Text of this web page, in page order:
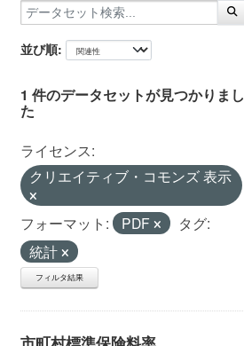
並び順
1 件のデータセットが見つかりまし
た
ライセンス:
クリエイティブ・コモンズ 表示
フォーマット: PDF
タグ:
統計
フィルタ結果